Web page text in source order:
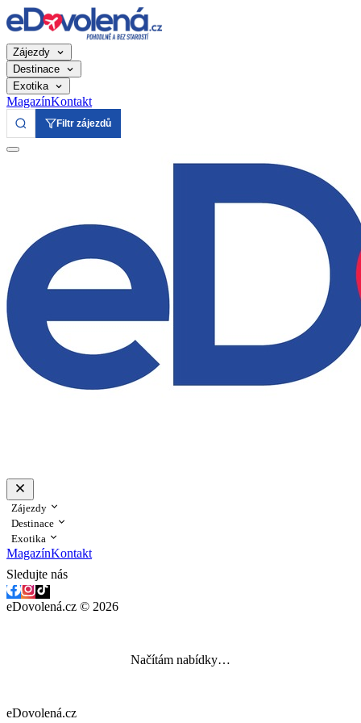
Zájezdy
Destinace
Exotika
MagazínKontakt
Filtr zájezdů
Zájezdy
Destinace
Exotika
MagazínKontakt
Sledujte nás
eDovolená.cz © 2026
Načítám nabídky…
eDovolená.cz